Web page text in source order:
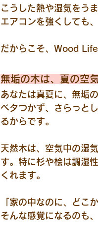
こうした熱や湿気をう
エアコンを強くしても
だからこそ、Wood
無垢の木は、夏の空
あなたは真夏に、無垢
ベタつかず、さらっと
るからです。
天然木は、空気中の湿
す。特に杉や桧は調湿
くれます。
「家の中なのに、どこ
そんな感覚になるのも